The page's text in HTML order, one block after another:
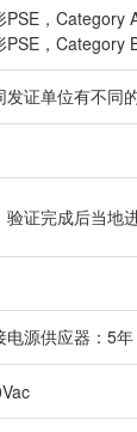
PSE，Category
PSE，Category
发证单位有不同
验证完成后当地
电源供应器：5